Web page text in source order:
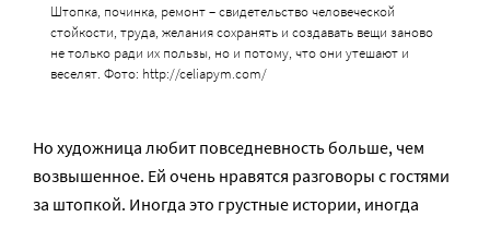
Штопка, починка, ремонт – свидетельство человеческой
стойкости, труда, желания сохранять и создавать вещи заново
не только ради их пользы, но и потому, что они утешают и
веселят. Фото: http://celiapym.com/
Но художница любит повседневность больше, чем
возвышенное. Ей очень нравятся разговоры с гостями
за штопкой. Иногда это грустные истории, иногда